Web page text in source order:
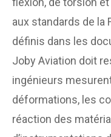
aux standards de la
définis dans les
Joby Aviation doit
ingénieurs
déformations, les
réaction des